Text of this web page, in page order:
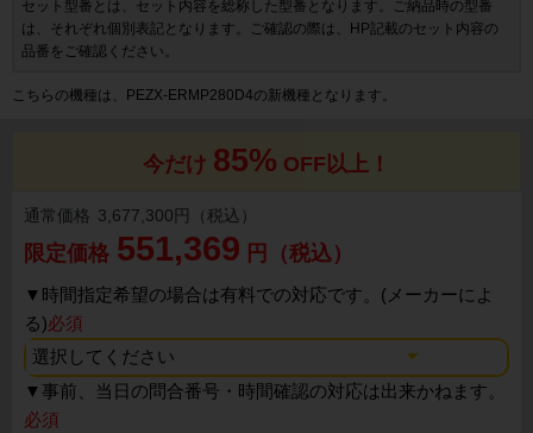
セット型番とは、セット内容を総称した型番となります。ご納品時の型番
は、それぞれ個別表記となります。ご確認の際は、HP記載のセット内容の
品番をご確認ください。
こちらの機種は、PEZX-ERMP280D4の新機種となります。
今だけ 85% OFF以上！
通常価格 3,677,300円（税込）
限定価格 551,369 円（税込）
▼ 時間指定希望の場合は有料での対応です。(メーカーによ
る)必須
▼事前、当日の問合番号・時間確認の対応は出来かねます。
必須